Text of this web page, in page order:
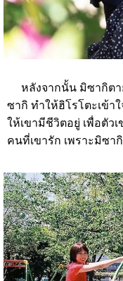
หลังจากนั้น มิซากิตา
ซากิ ทำให้ฮิโรโตะเข้า
ให้เขามีชีวิตอยู่ เพื่อตัว
คนที่เขารัก เพราะมิซา